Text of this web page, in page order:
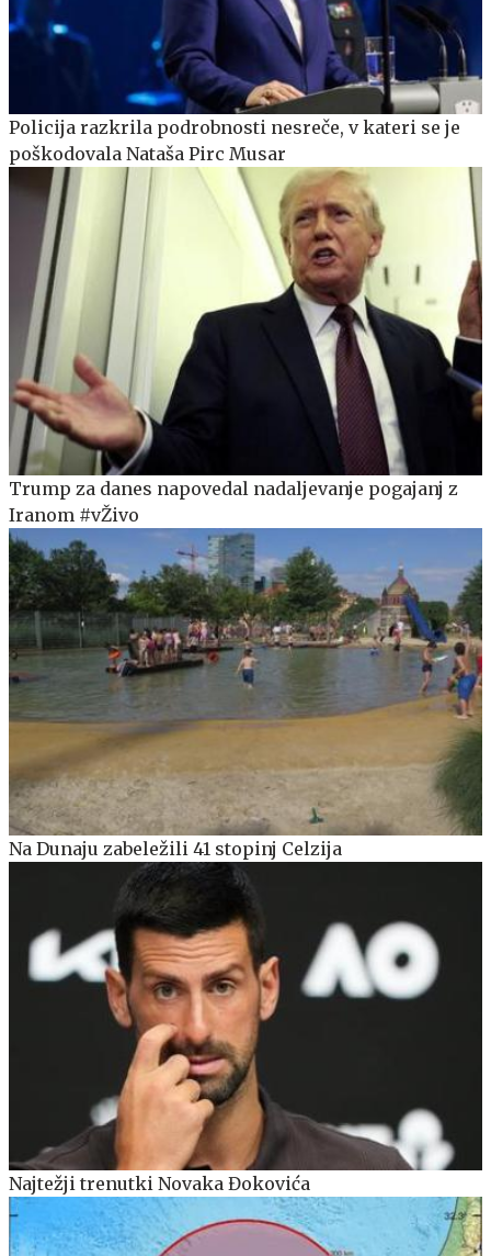
Policija razkrila podrobnosti nesreče, v kateri se je
poškodovala Nataša Pirc Musar
Trump za danes napovedal nadaljevanje pogajanj z
Iranom #vŽivo
Na Dunaju zabeležili 41 stopinj Celzija
Najtežji trenutki Novaka Đokovića